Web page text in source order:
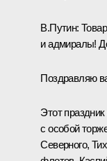
В.Путин:
и адмиралы!
Поздравляю
Этот
с особой
Северного,